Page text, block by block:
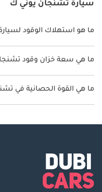
سيارة تشنجان يوني ك
ما هو استهلاك الوقود
يتراوح استهلاك الوقود لسيارة تشنجان
ما هي سعة خزان وقود
سعة خزان وقود تشنجان يوني ك 70 ليتر.
ما هي القوة الحصانية في
تنتج تشنجان يوني ك قوة 233 حصان.